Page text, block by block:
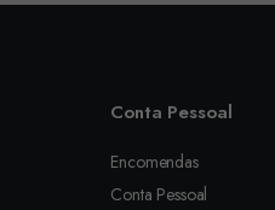
Conta Pessoal
Encomendas
Conta Pessoal